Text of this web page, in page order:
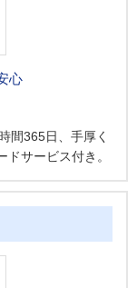
心
間365日、手厚く
サービス付き。